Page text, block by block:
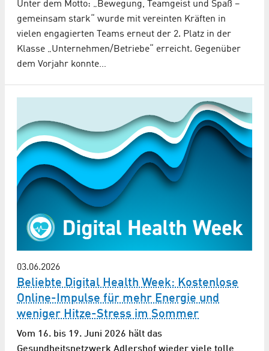
Unter dem Motto: „Bewegung, Teamgeist und Spaß –
gemeinsam stark“ wurde mit vereinten Kräften in
vielen engagierten Teams erneut der 2. Platz in der
Klasse „Unternehmen/Betriebe“ erreicht. Gegenüber
dem Vorjahr konnte…
03.06.2026
Beliebte Digital Health Week: Kostenlose
Online-Impulse für mehr Energie und
weniger Hitze-Stress im Sommer
Vom 16. bis 19. Juni 2026 hält das